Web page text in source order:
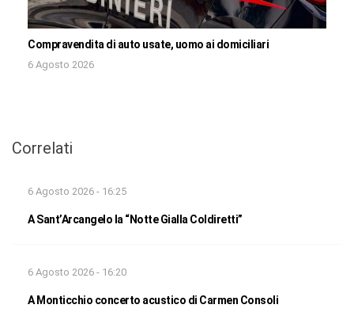
Compravendita di auto usate, uomo ai domiciliari
6 Agosto 2026
Correlati
6 Agosto 2026 - 16:25
A Sant’Arcangelo la “Notte Gialla Coldiretti”
6 Agosto 2026 - 16:20
A Monticchio concerto acustico di Carmen Consoli